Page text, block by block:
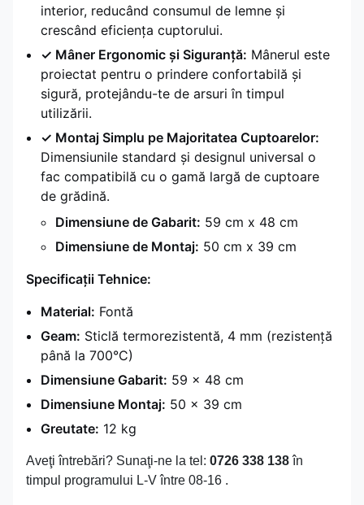
interior, reducând consumul de lemne și
crescând eficiența cuptorului.
✓ Mâner Ergonomic și Siguranță: Mânerul este
proiectat pentru o prindere confortabilă și
sigură, protejându-te de arsuri în timpul
utilizării.
✓ Montaj Simplu pe Majoritatea Cuptoarelor:
Dimensiunile standard și designul universal o
fac compatibilă cu o gamă largă de cuptoare
de grădină.
Dimensiune de Gabarit: 59 cm x 48 cm
Dimensiune de Montaj: 50 cm x 39 cm
Specificații Tehnice:
Material: Fontă
Geam: Sticlă termorezistentă, 4 mm (rezistență
până la 700°C)
Dimensiune Gabarit: 59 x 48 cm
Dimensiune Montaj: 50 x 39 cm
Greutate: 12 kg
Aveţi întrebări? Sunaţi-ne la tel: 0726 338 138în
timpul programului L-V între 08-16 .